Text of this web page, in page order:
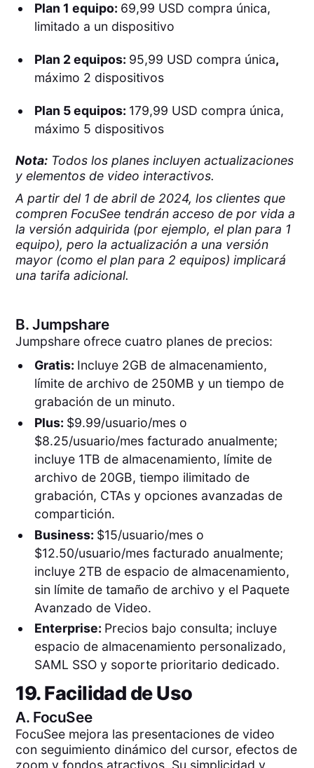
Plan 1 equipo: 69,99 USD compra única,
limitado a un dispositivo
Plan 2 equipos: 95,99 USD compra única,
máximo 2 dispositivos
Plan 5 equipos: 179,99 USD compra única,
máximo 5 dispositivos
Nota: Todos los planes incluyen actualizaciones
y elementos de video interactivos.
A partir del 1 de abril de 2024, los clientes que
compren FocuSee tendrán acceso de por vida a
la versión adquirida (por ejemplo, el plan para 1
equipo), pero la actualización a una versión
mayor (como el plan para 2 equipos) implicará
una tarifa adicional.
B.Jumpshare
Jumpshare ofrece cuatro planes de precios:
Gratis: Incluye 2GB de almacenamiento,
límite de archivo de 250MB y un tiempo de
grabación de un minuto.
Plus: $9.99/usuario/mes o
$8.25/usuario/mes facturado anualmente;
incluye 1TB de almacenamiento, límite de
archivo de 20GB, tiempo ilimitado de
grabación, CTAs y opciones avanzadas de
compartición.
Business: $15/usuario/mes o
$12.50/usuario/mes facturado anualmente;
incluye 2TB de espacio de almacenamiento,
sin límite de tamaño de archivo y el Paquete
Avanzado de Video.
Enterprise: Precios bajo consulta; incluye
espacio de almacenamiento personalizado,
SAML SSO y soporte prioritario dedicado.
19. Facilidad de Uso
A. FocuSee
FocuSee mejora las presentaciones de video
con seguimiento dinámico del cursor, efectos de
zoom y fondos atractivos. Su simplicidad y